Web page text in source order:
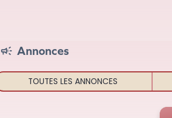
 Annonces
TOUTES LES ANNONCES